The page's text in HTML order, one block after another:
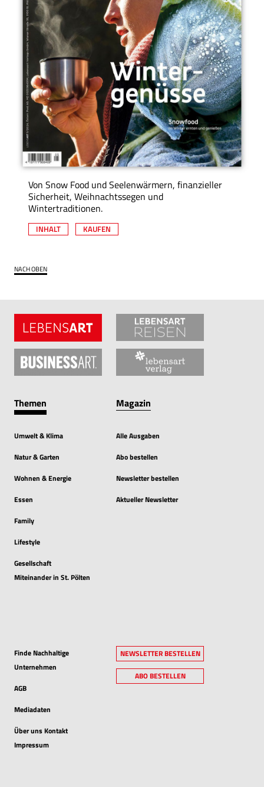
Von Snow Food und Seelenwärmern, finanzieller
Sicherheit, Weihnachtssegen und
Wintertraditionen.
INHALT KAUFEN
NACH OBEN
Themen
Umwelt & Klima
Natur & Garten
Wohnen & Energie
Essen
Family
Lifestyle
Gesellschaft
Miteinander in St. Pölten
Magazin
Alle Ausgaben
Abo bestellen
Newsletter bestellen
Aktueller Newsletter
Finde Nachhaltige
Unternehmen
AGB
Mediadaten
Über uns Kontakt
Impressum
NEWSLETTER BESTELLEN
ABO BESTELLEN